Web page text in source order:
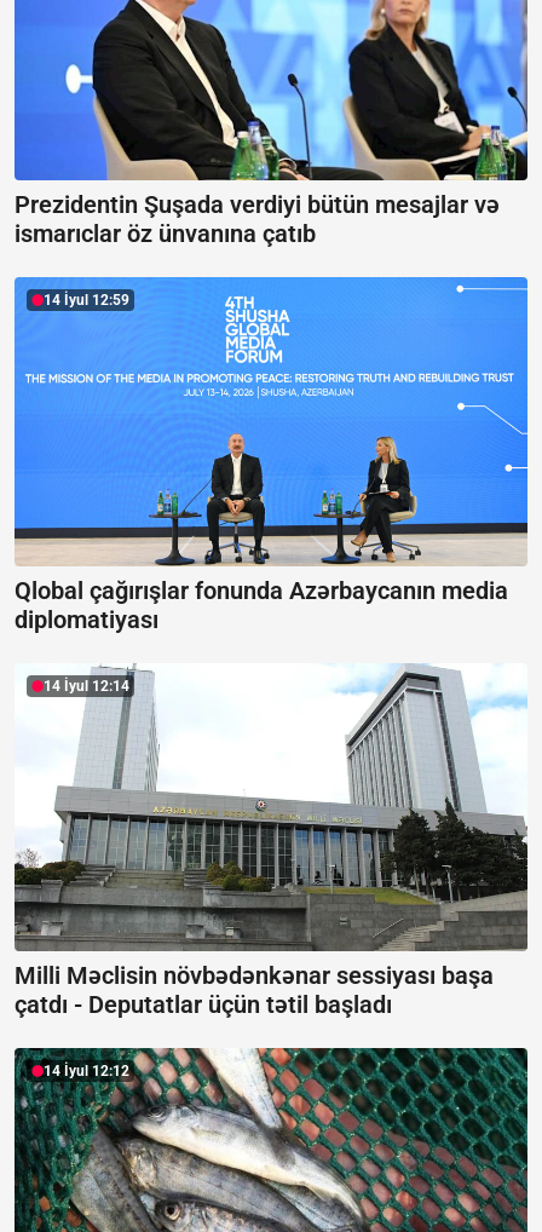
Prezidentin Şuşada verdiyi bütün mesajlar və
ismarıclar öz ünvanına çatıb
14 İyul 12:59
Qlobal çağırışlar fonunda Azərbaycanın media
diplomatiyası
14 İyul 12:14
Milli Məclisin növbədənkənar sessiyası başa
çatdı - Deputatlar üçün tətil başladı
14 İyul 12:12